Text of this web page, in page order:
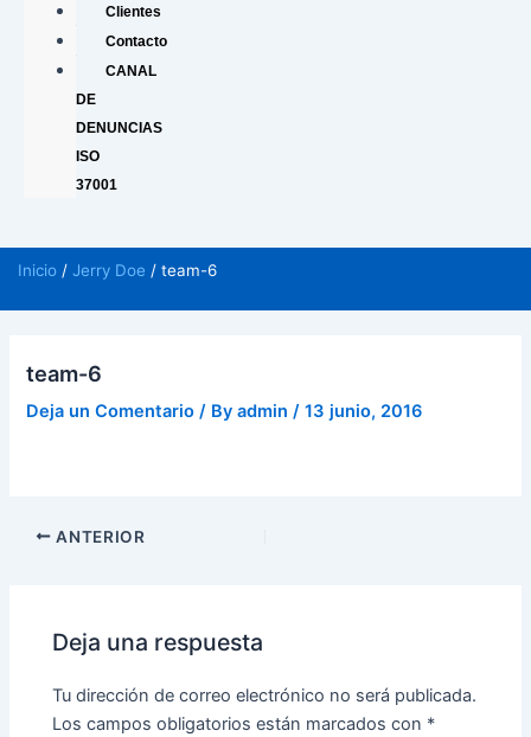
Clientes
Contacto
CANAL
DE
DENUNCIAS
ISO
37001
Inicio / Jerry Doe / team-6
team-6
Deja un Comentario / Byadmin/13 junio, 2016
ANTERIOR
Deja una respuesta
Tu dirección de correo electrónico no será publicada.
Los campos obligatorios están marcados con *